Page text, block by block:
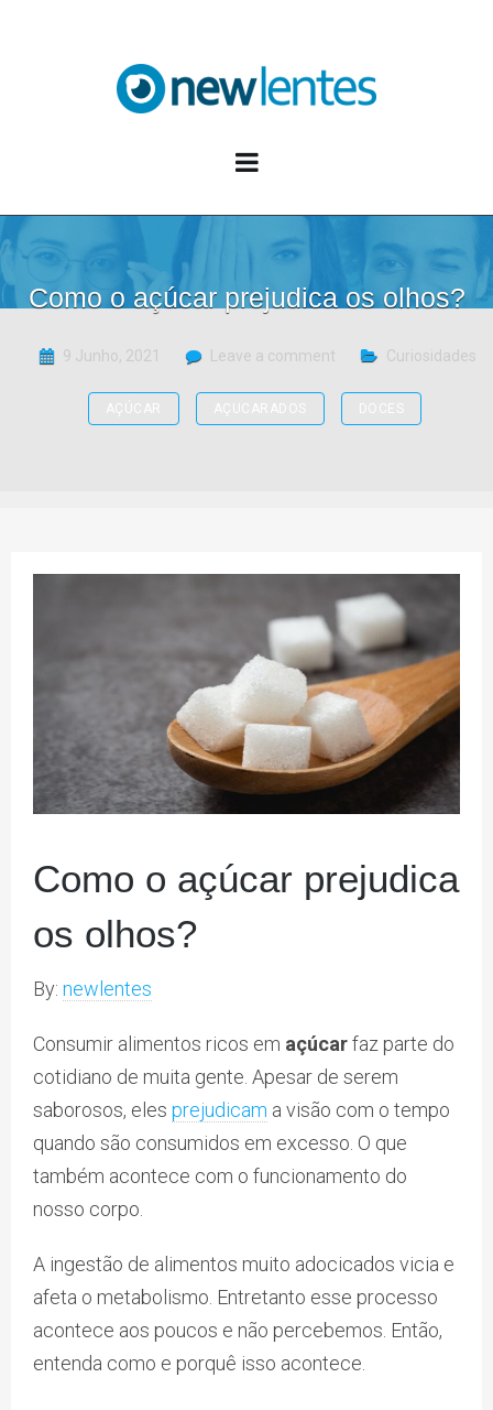
Como o açúcar prejudica os olhos?
9 Junho, 2021 Leave a comment Curiosidades
AÇÚCAR AÇUCARADOS DOCES
Como o açúcar prejudica
os olhos?
By: newlentes
Consumir alimentos ricos em açúcarfaz parte do
cotidiano de muita gente. Apesar de serem
saborosos, eles prejudicam a visão com o tempo
quando são consumidos em excesso. O que
também acontece com o funcionamento do
nosso corpo.
A ingestão de alimentos muito adocicados vicia e
afeta o metabolismo. Entretanto esse processo
acontece aos poucos e não percebemos. Então,
entenda como e porquê isso acontece.